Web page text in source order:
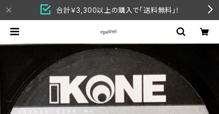
合計￥3,300以上の購入で「送料無料」！